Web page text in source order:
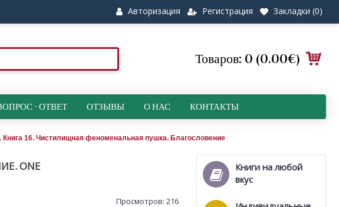
Авторизация Регистрация Закладки (0)
Товаров: 0 (0.00€)
- ОТВЕТ ОТЗЫВЫ О НАС КОНТАКТЫ
Книга 16. Чистилищная феноменальная пушка. Благословение
Книги на любой
вкус
ONE
Просмотров: 216